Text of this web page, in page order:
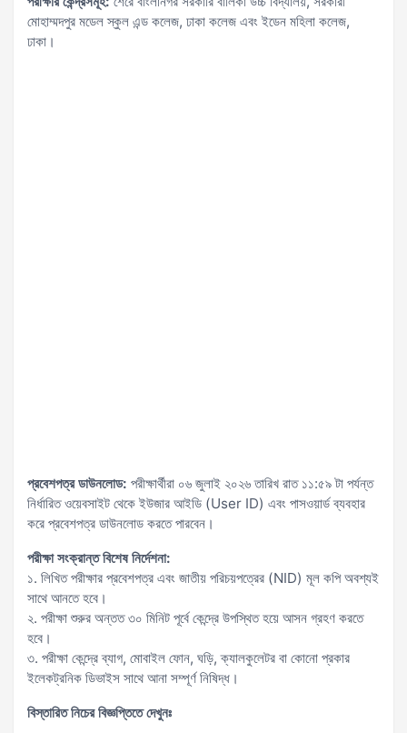
মোহাম্মদপুর মডেল স্কুল এন্ড কলেজ, ঢাকা কলেজ এবং ইডেন মহিলা কলেজ,
ঢাকা।
প্রবেশপত্র ডাউনলোড: পরীক্ষার্থীরা ০৬ জুলাই ২০২৬ তারিখ রাত ১১:৫৯ টা পর্যন্ত
নির্ধারিত ওয়েবসাইট থেকে ইউজার আইডি (User ID) এবং পাসওয়ার্ড ব্যবহার
করে প্রবেশপত্র ডাউনলোড করতে পারবেন।
পরীক্ষা সংক্রান্ত বিশেষ নির্দেশনা:
১. লিখিত পরীক্ষার প্রবেশপত্র এবং জাতীয় পরিচয়পত্রের (NID) মূল কপি অবশ্যই
সাথে আনতে হবে।
২. পরীক্ষা শুরুর অন্তত ৩০ মিনিট পূর্বে কেন্দ্রে উপস্থিত হয়ে আসন গ্রহণ করতে
হবে।
৩. পরীক্ষা কেন্দ্রে ব্যাগ, মোবাইল ফোন, ঘড়ি, ক্যালকুলেটর বা কোনো প্রকার
ইলেকট্রনিক ডিভাইস সাথে আনা সম্পূর্ণ নিষিদ্ধ।
বিস্তারিত নিচের বিজ্ঞপ্তিতে দেখুনঃ